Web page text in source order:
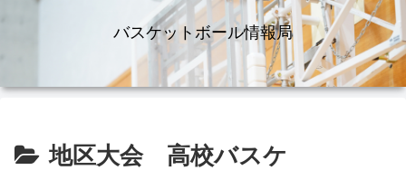
バスケットボール情報局
地区大会 高校バスケ